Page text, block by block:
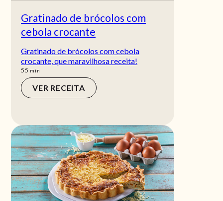
Gratinado de brócolos com
cebola crocante
Gratinado de brócolos com cebola
crocante, que maravilhosa receita!
55 min
min
VER RECEITA